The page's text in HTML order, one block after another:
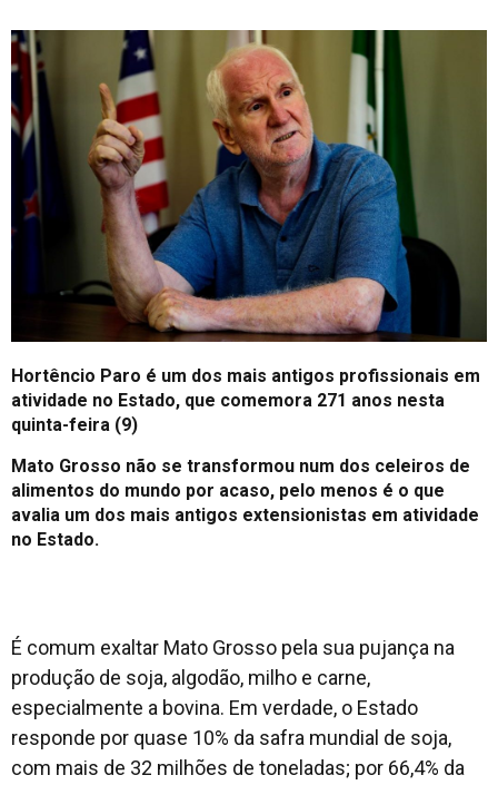
Hortêncio Paro é um dos mais antigos profissionais em
atividade no Estado, que comemora 271 anos nesta
quinta-feira (9)
Mato Grosso não se transformou num dos celeiros de
alimentos do mundo por acaso, pelo menos é o que
avalia um dos mais antigos extensionistas em atividade
no Estado.
É comum exaltar Mato Grosso pela sua pujança na
produção de soja, algodão, milho e carne,
especialmente a bovina. Em verdade, o Estado
responde por quase 10% da safra mundial de soja,
com mais de 32 milhões de toneladas; por 66,4% da